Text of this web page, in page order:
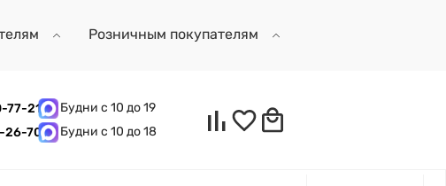
Розничным покупателям
77-21
Будни с 10 до 19
26-70 Будни с 10 до 18